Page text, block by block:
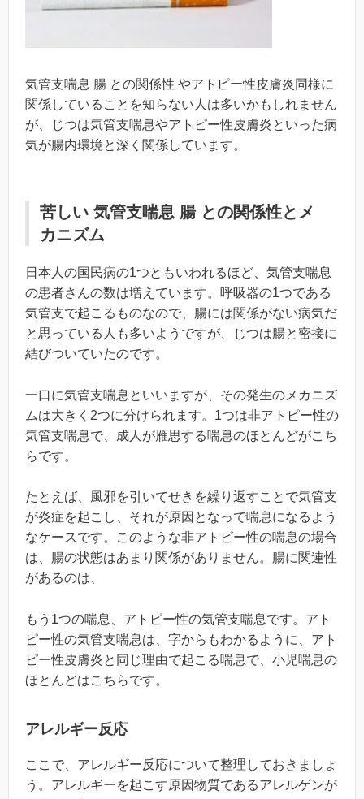
気管支喘息 腸 との関係性 やアトピー性皮膚炎同様に
関係していることを知らない人は多いかもしれません
が、じつは気管支喘息やアトピー性皮膚炎といった病
気が腸内環境と深く関係しています。
苦しい 気管支喘息 腸 との関係性とメ
カニズム
日本人の国民病の1つともいわれるほど、気管支喘息
の患者さんの数は増えています。呼吸器の1つである
気管支で起こるものなので、腸には関係がない病気だ
と思っている人も多いようですが、じつは腸と密接に
結びついていたのです。
一口に気管支喘息といいますが、その発生のメカニズ
ムは大きく2つに分けられます。1つは非アトピー性の
気管支喘息で、成人が雁思する喘息のほとんどがこち
らです。
たとえば、風邪を引いてせきを繰り返すことで気管支
が炎症を起こし、それが原因となっで喘息になるよう
なケースです。このような非アトピー性の喘息の場合
は、腸の状態はあまり関係がありません。腸に関連性
があるのは、
もう1つの喘息、アトピー性の気管支喘息です。アト
ピー性の気管支喘息は、字からもわかるように、アト
ピー性皮膚炎と同じ理由で起こる喘息で、小児喘息の
ほとんどはこちらです。
アレルギー反応
ここで、アレルギー反応について整理しておきましょ
う。アレルギーを起こす原因物質であるアレルゲンが